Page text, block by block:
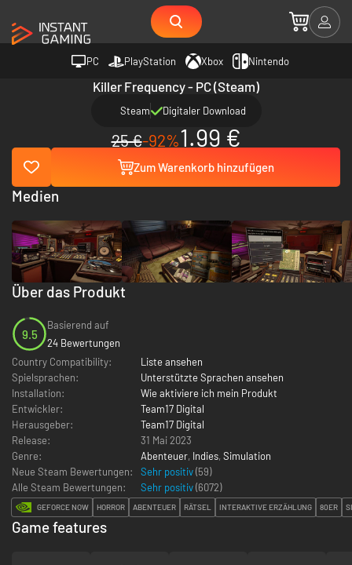
PC PlayStation Xbox Nintendo
Killer Frequency - PC (Steam)
Steam Digitaler Download
25 €-92%1.99 €
Zum Warenkorb hinzufügen
Über das Produkt
9.5
Basierend auf
24 Bewertungen
Country Compatibility:
Liste ansehen
Spielsprachen:
Unterstützte Sprachen ansehen
Installation:
Wie aktiviere ich mein Produkt
Entwickler:
Team17 Digital
Herausgeber:
Team17 Digital
Release:
31 Mai 2023
Genre:
Abenteuer, Indies, Simulation
Neue Steam Bewertungen:
Sehr positiv(59)
Alle Steam Bewertungen:
Sehr positiv(6072)
GEFORCE NOW HORROR ABENTEUER RÄTSEL INTERAKTIVE ERZÄHLUNG 80ER
Medien
Game features